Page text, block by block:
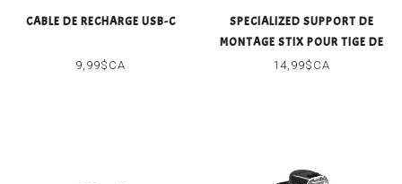
CABLE DE RECHARGE USB-C
9,99$CA
SPECIALIZED SUPPORT DE
MONTAGE STIX POUR TIGE DE
SELLE AERO
14,99$CA